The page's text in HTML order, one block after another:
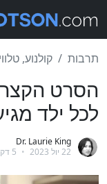
תרבות קולנוע,
הסרט
לכל ילד
Dr. Laurie King
22 יול 2023
•